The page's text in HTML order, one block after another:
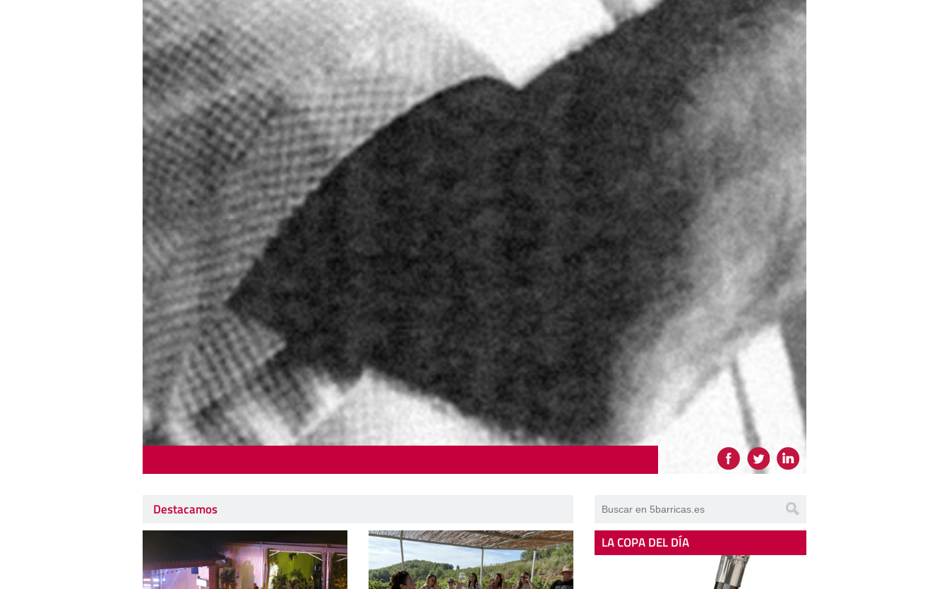
Destacamos
LA COPA DEL DÍA